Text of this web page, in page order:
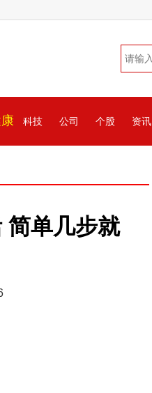
科技 公司 个股 资讯
简单几步就